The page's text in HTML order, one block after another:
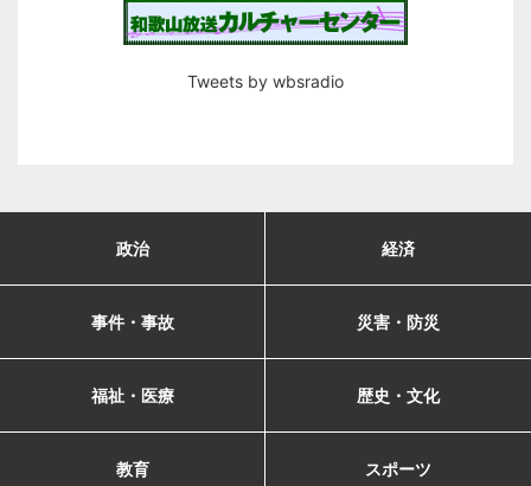
Tweets by wbsradio
政治 経済
事件・事故 災害・防災
福祉・医療 歴史・文化
教育 スポーツ